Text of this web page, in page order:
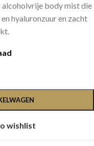
alcoholvrije body mist die
hyaluronzuur en zacht
wishlist